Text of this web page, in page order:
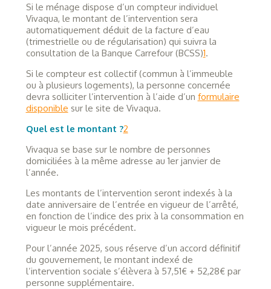
Si le ménage dispose d’un compteur individuel
Vivaqua, le montant de l’intervention sera
automatiquement déduit de la facture d’eau
(trimestrielle ou de régularisation) qui suivra la
consultation de la Banque Carrefour (BCSS)1.
Si le compteur est collectif (commun à l’immeuble
ou à plusieurs logements), la personne concernée
devra solliciter l’intervention à l’aide d’un formulaire
disponible sur le site de Vivaqua.
Quel est le montant ?2
Vivaqua se base sur le nombre de personnes
domiciliées à la même adresse au 1er janvier de
l’année.
Les montants de l’intervention seront indexés à la
date anniversaire de l’entrée en vigueur de l’arrêté,
en fonction de l’indice des prix à la consommation en
vigueur le mois précédent.
Pour l’année 2025, sous réserve d’un accord définitif
du gouvernement, le montant indexé de
l’intervention sociale s’élèvera à 57,51€ + 52,28€ par
personne supplémentaire.